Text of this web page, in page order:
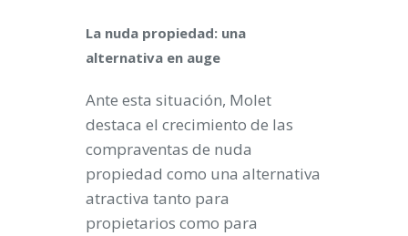
La nuda propiedad: una
alternativa en auge
Ante esta situación, Molet
destaca el crecimiento de las
compraventas de nuda
propiedad como una alternativa
atractiva tanto para
propietarios como para